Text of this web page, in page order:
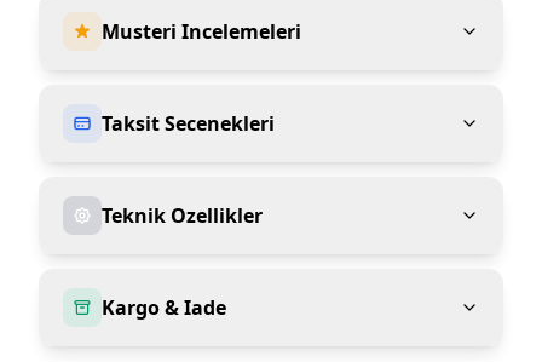
Musteri Incelemeleri
Taksit Secenekleri
Teknik Ozellikler
Kargo & Iade